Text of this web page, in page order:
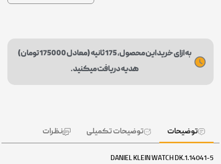
به ازای خرید این محصول، 175 ثانیه (معادل 175000 تومان)
هدیه دریافت میکنید.
توضیحات توضیحات تکمیلی نظرات
DANIEL KLEIN WATCH DK.1.14041-5